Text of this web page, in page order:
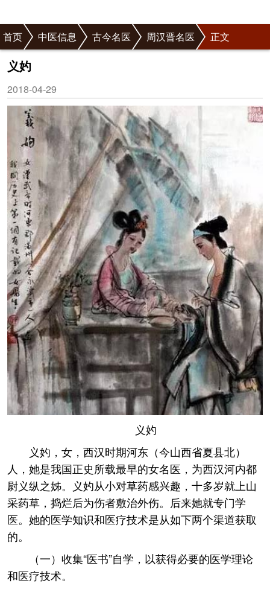
首页 中医信息 古今名医 周汉晋名医 正文
义妁
2018-04-29
义妁
义妁，女，西汉时期河东（今山西省夏县北）
人，她是我国正史所载最早的女名医，为西汉河内都
尉义纵之姊。义妁从小对草药感兴趣，十多岁就上山
采药草，捣烂后为伤者敷治外伤。后来她就专门学
医。她的医学知识和医疗技术是从如下两个渠道获取
的。
（一）收集“医书”自学，以获得必要的医学理论
和医疗技术。